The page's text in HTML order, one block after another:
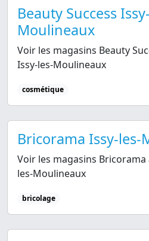
Beauty Success
Moulineaux
Voir les magasins Beauty
Issy-les-Moulineaux
cosmétique
Bricorama Issy-les-
Voir les magasins
les-Moulineaux
bricolage